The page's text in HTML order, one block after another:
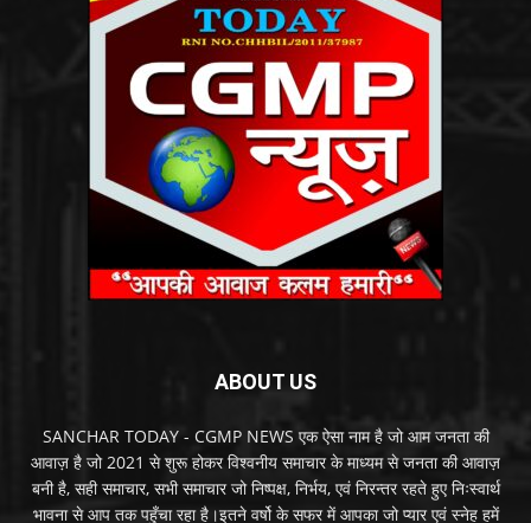
ABOUT US
SANCHAR TODAY - CGMP NEWS एक ऐसा नाम है जो आम जनता की
आवाज़ है जो 2021 से शुरू होकर विश्वनीय समाचार के माध्यम से जनता की आवाज़
बनी है, सही समाचार, सभी समाचार जो निष्पक्ष, निर्भय, एवं निरन्तर रहते हुए निःस्वार्थ
भावना से आप तक पहुँचा रहा है।इतने वर्षो के सफर में आपका जो प्यार एवं स्नेह हमें